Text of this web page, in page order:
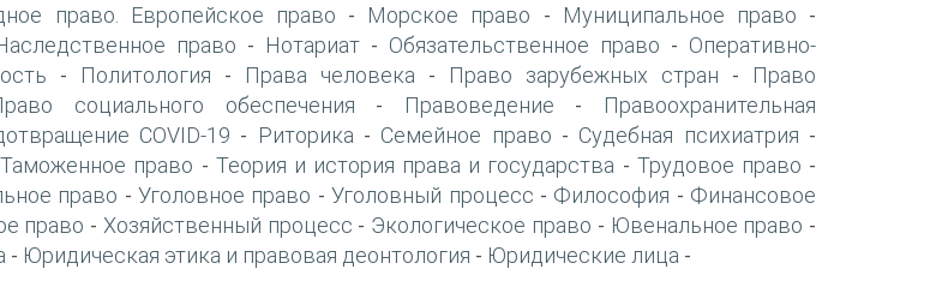
право. Европейское право - Морское право - Муниципальное право -
право - Нотариат - Обязательственное право - Оперативно-
- Политология - Права человека - Право зарубежных стран -
Право
социального обеспечения - Правоведение -
Правоохранительная
COVID-19 - Риторика - Семейное право - Судебная психиатрия -
Таможенное право - Теория и история права и государства - Трудовое право -
право -Уголовное право -Уголовный процесс - Философия - Финансовое
право - Хозяйственный процесс - Экологическое право - Ювенальное право -
- Юридическая этика и правовая деонтология - Юридические лица -